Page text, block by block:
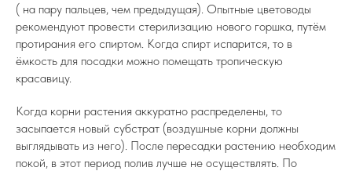
( на пару пальцев, чем предыдущая). Опытные цветоводы
рекомендуют провести стерилизацию нового горшка, путём
протирания его спиртом. Когда спирт испарится, то в
ёмкость для посадки можно помещать тропическую
красавицу.
Когда корни растения аккуратно распределены, то
засыпается новый субстрат (воздушные корни должны
выглядывать из него). После пересадки растению необходим
покой, в этот период полив лучше не осуществлять. По